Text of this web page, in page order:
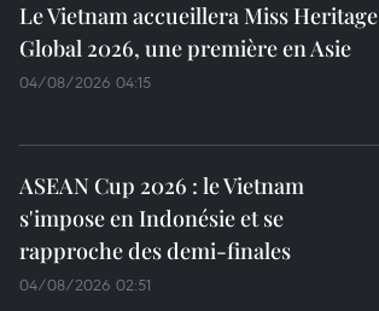
Le Vietnam accueillera Miss Heritage
Global 2026, une première en Asie
04/08/2026 04:15
ASEAN Cup 2026 : le Vietnam
s'impose en Indonésie et se
rapproche des demi-finales
04/08/2026 02:51